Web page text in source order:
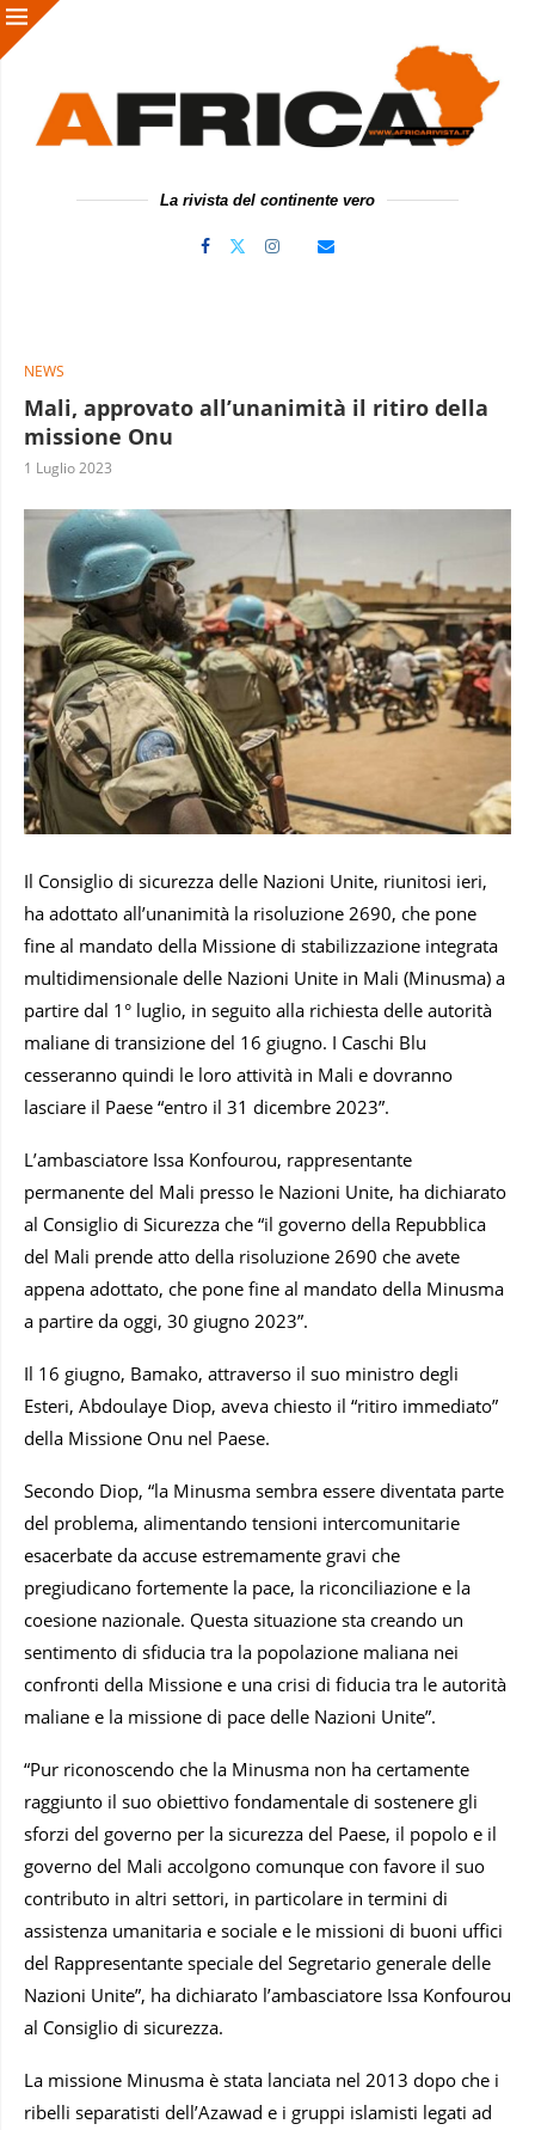
La rivista del continente vero
NEWS
Mali, approvato all’unanimità il ritiro della
missione Onu
1 Luglio 2023
Il Consiglio di sicurezza delle Nazioni Unite, riunitosi ieri,
ha adottato all’unanimità la risoluzione 2690, che pone
fine al mandato della Missione di stabilizzazione integrata
multidimensionale delle Nazioni Unite in Mali (Minusma) a
partire dal 1° luglio, in seguito alla richiesta delle autorità
maliane di transizione del 16 giugno. I Caschi Blu
cesseranno quindi le loro attività in Mali e dovranno
lasciare il Paese “entro il 31 dicembre 2023”.
L’ambasciatore Issa Konfourou, rappresentante
permanente del Mali presso le Nazioni Unite, ha dichiarato
al Consiglio di Sicurezza che “il governo della Repubblica
del Mali prende atto della risoluzione 2690 che avete
appena adottato, che pone fine al mandato della Minusma
a partire da oggi, 30 giugno 2023”.
Il 16 giugno, Bamako, attraverso il suo ministro degli
Esteri, Abdoulaye Diop, aveva chiesto il “ritiro immediato”
della Missione Onu nel Paese.
Secondo Diop, “la Minusma sembra essere diventata parte
del problema, alimentando tensioni intercomunitarie
esacerbate da accuse estremamente gravi che
pregiudicano fortemente la pace, la riconciliazione e la
coesione nazionale. Questa situazione sta creando un
sentimento di sfiducia tra la popolazione maliana nei
confronti della Missione e una crisi di fiducia tra le autorità
maliane e la missione di pace delle Nazioni Unite”.
“Pur riconoscendo che la Minusma non ha certamente
raggiunto il suo obiettivo fondamentale di sostenere gli
sforzi del governo per la sicurezza del Paese, il popolo e il
governo del Mali accolgono comunque con favore il suo
contributo in altri settori, in particolare in termini di
assistenza umanitaria e sociale e le missioni di buoni uffici
del Rappresentante speciale del Segretario generale delle
Nazioni Unite”, ha dichiarato l’ambasciatore Issa Konfourou
al Consiglio di sicurezza.
La missione Minusma è stata lanciata nel 2013 dopo che i
ribelli separatisti dell’Azawad e i gruppi islamisti legati ad